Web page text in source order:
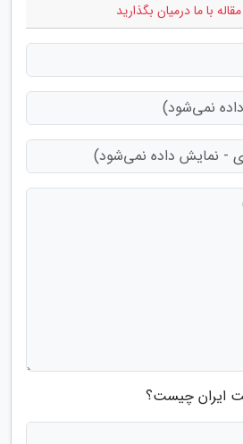
با ما درمیان بگذارید
ایران چیست؟